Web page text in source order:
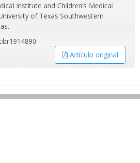
Institute and Children’s Medical
of Texas Southwestern
Artículo original